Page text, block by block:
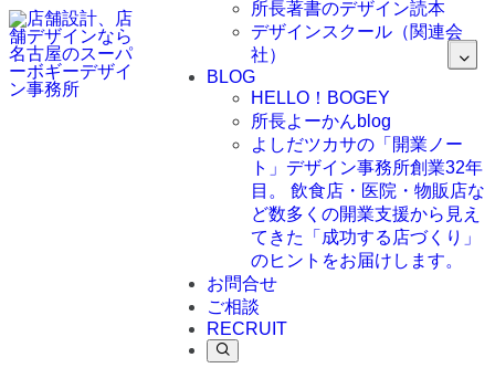
所長著書のデザイン読本
デザインスクール（関連会
社）
BLOG
HELLO！BOGEY
所長よーかんblog
よしだツカサの「開業ノー
ト」 デザイン事務所創業32年
目。 飲食店・医院・物販店な
ど数多くの開業支援から見え
てきた「成功する店づくり」
のヒントをお届けします。
お問合せ
ご相談
RECRUIT